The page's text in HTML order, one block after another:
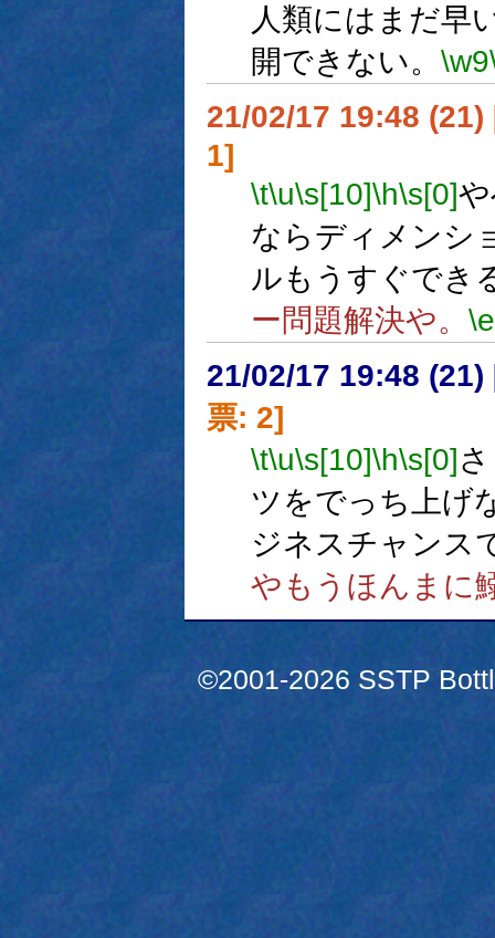
人類にはまだ早
開できない。 \w9
21/02/17 19:48 (21)
1]
\t\u\s[10]\h\s[0]
ならディメンシ
ルもうすぐでき
ー問題解決や。 \e
21/02/17 19:48 (21)
票: 2]
\t\u\s[10]\h\s[0]
ツをでっち上げ
ジネスチャンス
やもうほんまに
©2001-2026 SSTP